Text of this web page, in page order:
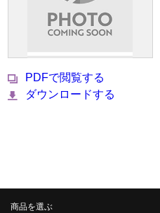
PDFで閲覧する
ダウンロードする
商品を選ぶ